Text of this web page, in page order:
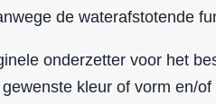
de waterafstotende
onderzetter voor het
kleur of vorm en/